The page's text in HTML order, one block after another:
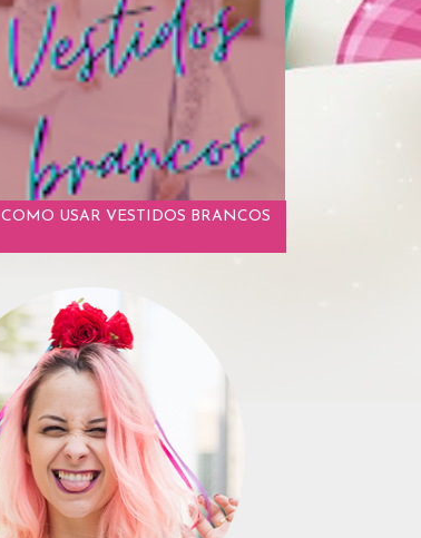
COMO USAR VESTIDOS BRANCOS